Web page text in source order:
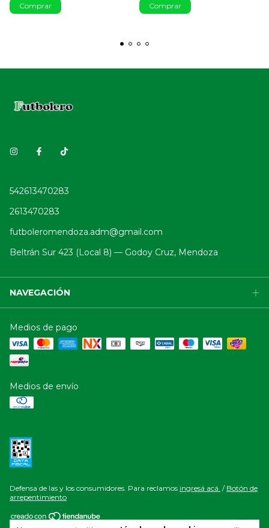
Comprar Comprar
542613470283
2613470283
futboleromendoza.adm@gmail.com
Beltrán Sur 423 (Local 8) — Godoy Cruz, Mendoza
NAVEGACIÓN
Medios de pago
Medios de envío
Defensa de las y los consumidores. Para reclamos ingresá acá. / Botón de
arrepentimiento